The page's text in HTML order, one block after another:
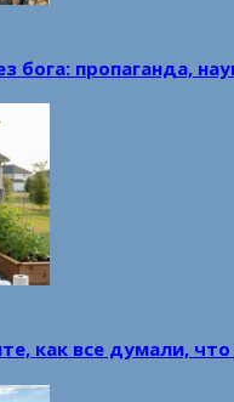
бога: пропаганда,
как все думали,